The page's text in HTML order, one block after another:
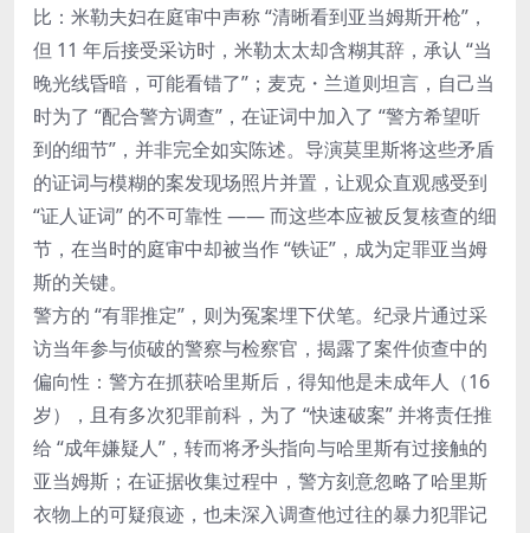
比：米勒夫妇在庭审中声称 “清晰看到亚当姆斯开枪”，
但 11 年后接受采访时，米勒太太却含糊其辞，承认 “当
晚光线昏暗，可能看错了”；麦克・兰道则坦言，自己当
时为了 “配合警方调查”，在证词中加入了 “警方希望听
到的细节”，并非完全如实陈述。导演莫里斯将这些矛盾
的证词与模糊的案发现场照片并置，让观众直观感受到
“证人证词” 的不可靠性 —— 而这些本应被反复核查的细
节，在当时的庭审中却被当作 “铁证”，成为定罪亚当姆
斯的关键。
警方的 “有罪推定”，则为冤案埋下伏笔。纪录片通过采
访当年参与侦破的警察与检察官，揭露了案件侦查中的
偏向性：警方在抓获哈里斯后，得知他是未成年人（16
岁），且有多次犯罪前科，为了 “快速破案” 并将责任推
给 “成年嫌疑人”，转而将矛头指向与哈里斯有过接触的
亚当姆斯；在证据收集过程中，警方刻意忽略了哈里斯
衣物上的可疑痕迹，也未深入调查他过往的暴力犯罪记